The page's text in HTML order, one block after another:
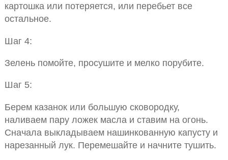
картошка или потеряется, или перебьет все
остальное.
Шаг 4:
Зелень помойте, просушите и мелко порубите.
Шаг 5:
Берем казанок или большую сковородку,
наливаем пару ложек масла и ставим на огонь.
Сначала выкладываем нашинкованную капусту и
нарезанный лук. Перемешайте и начните тушить.